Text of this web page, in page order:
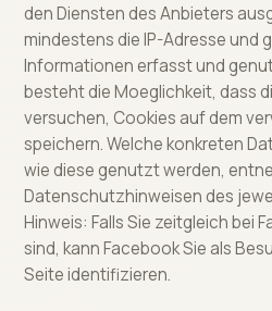
den Diensten des Anbieters
mindestens die IP-Adresse und
Informationen erfasst und
besteht die Moeglichkeit, dass
versuchen, Cookies auf dem
speichern. Welche konkreten
wie diese genutzt werden,
Datenschutzhinweisen des
Hinweis: Falls Sie zeitgleich bei
sind, kann Facebook Sie als
Seite identifizieren.